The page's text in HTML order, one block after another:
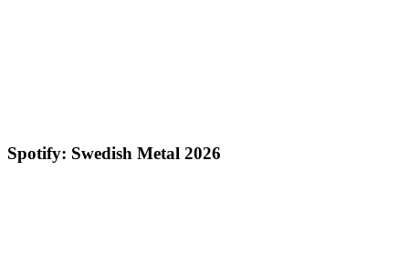
Spotify: Swedish Metal 2026